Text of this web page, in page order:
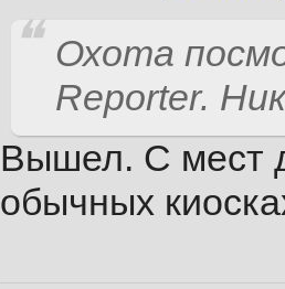
Охота
Reporter.
Вышел. С мест
обычных